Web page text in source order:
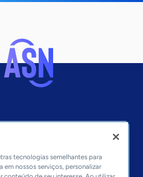
tecnologias semelhantes para
em nossos serviços, personalizar